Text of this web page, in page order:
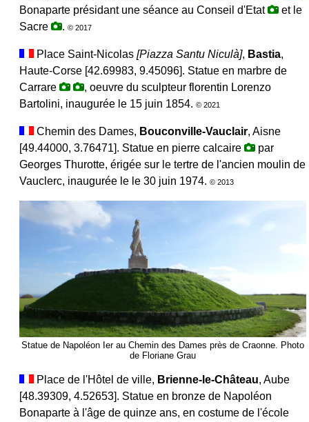
Bonaparte présidant une séance au Conseil d'Etat
et le
Sacre
. © 2017
Place Saint-Nicolas [Piazza Santu Niculà], Bastia,
Haute-Corse [42.69983, 9.45096]. Statue en marbre de
Carrare
, oeuvre du sculpteur florentin Lorenzo
Bartolini, inaugurée le 15 juin 1854. © 2021
Chemin des Dames, Bouconville-Vauclair, Aisne
[49.44000, 3.76471]. Statue en pierre calcaire
par
Georges Thurotte, érigée sur le tertre de l'ancien moulin de
Vauclerc, inaugurée le le 30 juin 1974. © 2013
Statue de Napoléon Ier au Chemin des Dames près de Craonne. Photo
de Floriane Grau
Place de l'Hôtel de ville, Brienne-le-Château, Aube
[48.39309, 4.52653]. Statue en bronze de Napoléon
Bonaparte à l'âge de quinze ans, en costume de l'école